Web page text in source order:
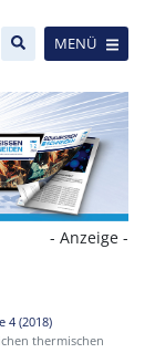
MENÜ
- Anzeige -
4 (2018)
thermischen